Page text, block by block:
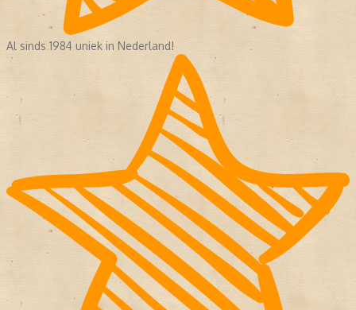
Al sinds 1984 uniek in Nederland!